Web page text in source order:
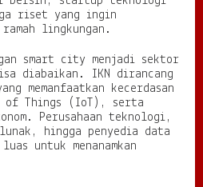
riset yang ingin
ramah lingkungan.
smart city menjadi sektor
diabaikan. IKN dirancang
memanfaatkan kecerdasan
Things (IoT), serta
Perusahaan teknologi,
lunak, hingga penyedia data
untuk menanamkan